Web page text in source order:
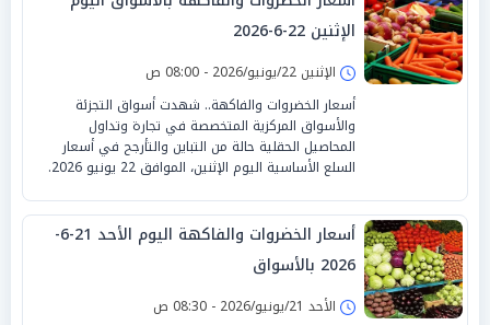
الإثنين 22-6-2026
الإثنين 22/يونيو/2026 - 08:00 ص
أسعار الخضروات والفاكهة.. شهدت أسواق التجزئة
والأسواق المركزية المتخصصة في تجارة وتداول
المحاصيل الحقلية حالة من التباين والتأرجح في أسعار
السلع الأساسية اليوم الإثنين، الموافق 22 يونيو 2026.
أسعار الخضروات والفاكهة اليوم الأحد 21-6-
2026 بالأسواق
الأحد 21/يونيو/2026 - 08:30 ص